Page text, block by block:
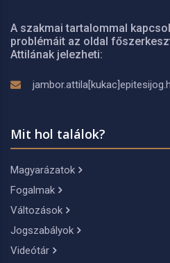
A szakmai tartalommal
problémáit az oldal
Attilának jelezheti:
Mit hol találok?
Magyarázatok
Fogalmak
Változások
Jogszabályok
Videótár